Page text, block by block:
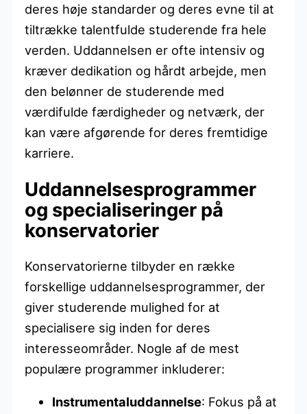
deres høje standarder og deres evne til at
tiltrække talentfulde studerende fra hele
verden. Uddannelsen er ofte intensiv og
kræver dedikation og hårdt arbejde, men
den belønner de studerende med
værdifulde færdigheder og netværk, der
kan være afgørende for deres fremtidige
karriere.
Uddannelsesprogrammer
og specialiseringer på
konservatorier
Konservatorierne tilbyder en række
forskellige uddannelsesprogrammer, der
giver studerende mulighed for at
specialisere sig inden for deres
interesseområder. Nogle af de mest
populære programmer inkluderer:
Instrumentaluddannelse: Fokus på at